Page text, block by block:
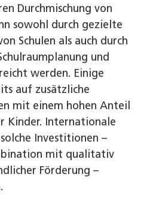
Durchmischung von
sowohl durch gezielte
Schulen als auch durch
und
werden. Einige
auf zusätzliche
mit einem hohen Anteil
Kinder. Internationale
Investitionen –
mit qualitativ
Förderung –